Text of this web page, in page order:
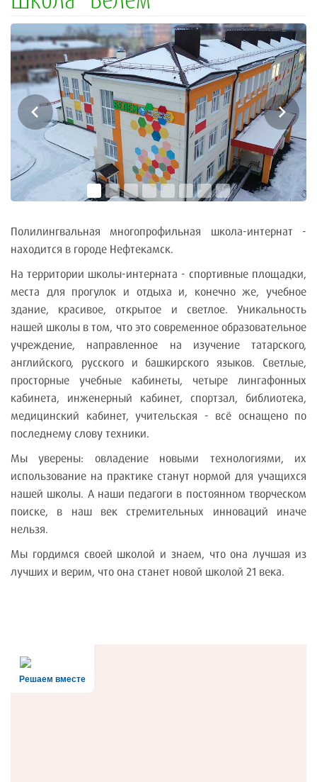
Полилингвальная многопрофильная школа-интернат -
находится в городе Нефтекамск.
На территории школы-интерната - спортивные площадки,
места для прогулок и отдыха и, конечно же, учебное
здание, красивое, открытое и светлое. Уникальность
нашей школы в том, что это современное образовательное
учреждение, направленное на изучение татарского,
английского, русского и башкирского языков. Светлые,
просторные учебные кабинеты, четыре лингафонных
кабинета, инженерный кабинет, спортзал, библиотека,
медицинский кабинет, учительская - всё оснащено по
последнему слову техники.
Мы уверены: овладение новыми технологиями, их
использование на практике станут нормой для учащихся
нашей школы. А наши педагоги в постоянном творческом
поиске, в наш век стремительных инноваций иначе
нельзя.
Мы гордимся своей школой и знаем, что она лучшая из
лучших и верим, что она станет новой школой 21 века.
Решаем вместе